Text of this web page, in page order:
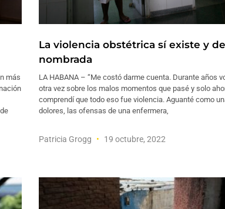
más
La violencia obstétrica sí existe y
nombrada
LA HABANA – “Me costó darme cuenta. Durante años
otra vez sobre los malos momentos que pasé y solo
comprendí que todo eso fue violencia. Aguanté como
dolores, las ofensas de una enfermera,
Patricia Grogg 19 octubre, 2022